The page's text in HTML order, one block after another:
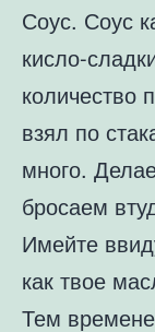
Соус. Соус
кисло-
количество
взял по
много.
бросаем
Имейте
как твое
Тем